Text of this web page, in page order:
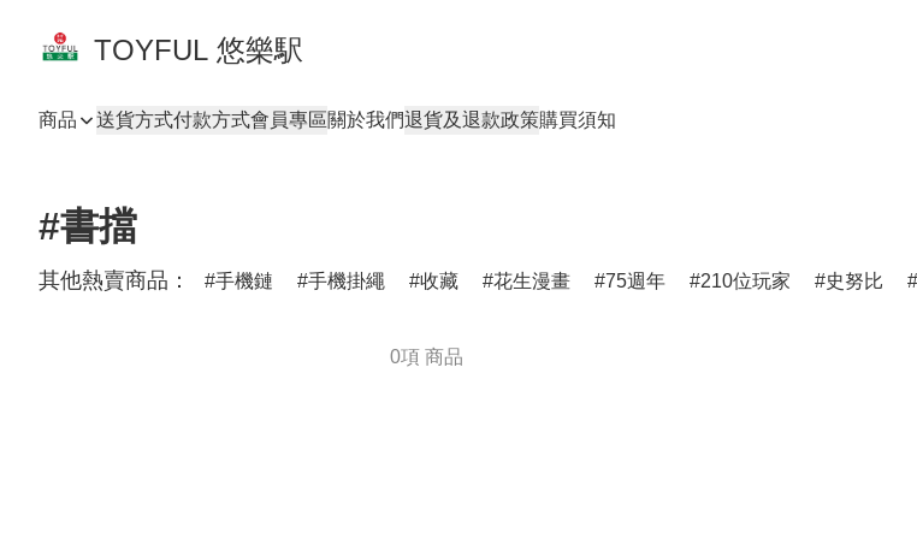
TOYFUL 悠樂駅
商品 送貨方式付款方式會員專區關於我們退貨及退款政策購買須知
#書擋
其他熱賣商品： 手機鏈 手機掛繩 收藏 花生漫畫 75週年 210位玩家 史努比
0項 商品